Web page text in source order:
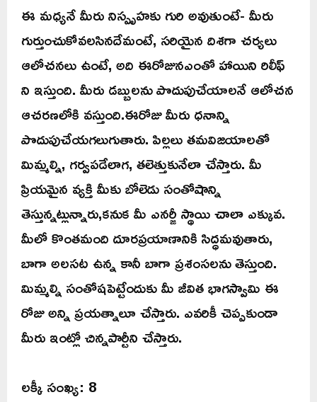
ఈ మధ్యనే మీరు నిస్పృహకు గురి అవుతుంటే- మీరు
గుర్తుంచుకోవలసినదేమంటే, సరియైన దిశగా చర్యలు
ఆలోచనలు ఉంటే, అది ఈరోజునఎంతో హాయిని రిలీఫ్
ని ఇస్తుంది. మీరు డబ్బులను పొదుపుచేయాలనే ఆలోచన
ఆచరణలోకి వస్తుంది.ఈరోజు మీరు ధనాన్ని
పొదుపుచేయగలుగుతారు. పిల్లలు తమవిజయాలతో
మిమ్మల్ని, గర్వపడేలాగ, తలెత్తుకునేలా చేస్తారు. మీ
ప్రియమైన వ్యక్తి మీకు బోలెడు సంతోషాన్ని
తెస్తున్నట్లున్నారు,కనుక మీ ఎనర్జీ స్థాయి చాలా ఎక్కువ.
మీలో కొంతమంది దూరప్రయాణానికి సిద్ధమవుతారు,
బాగా అలసట ఉన్న కానీ బాగా ప్రశంసలను తెస్తుంది.
మిమ్మల్ని సంతోషపెట్టేందుకు మీ జీవిత భాగస్వామి ఈ
రోజు అన్ని ప్రయత్నాలూ చేస్తారు. ఎవరికీ చెప్పకుండా
మీరు ఇంట్లో చిన్నపార్టీని చేస్తారు.
లక్కీ సంఖ్య: 8